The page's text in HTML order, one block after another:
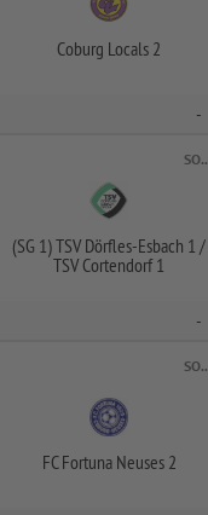
Coburg Locals 2
-
SO..
(SG 1) TSV Dörfles-Esbach 1 /
TSV Cortendorf 1
-
SO..
FC Fortuna Neuses 2